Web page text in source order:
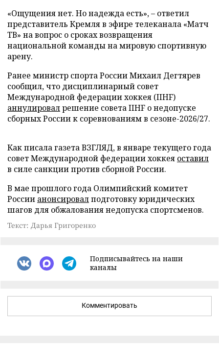
«Ощущения нет. Но надежда есть», – ответил
представитель Кремля в эфире телеканала «Матч
ТВ» на вопрос о сроках возвращения
национальной команды на мировую спортивную
арену.
Ранее министр спорта России Михаил Дегтярев
сообщил, что дисциплинарный совет
Международной федерации хоккея (IIHF)
аннулировалрешение совета IIHF о недопуске
сборных России к соревнованиям в сезоне-2026/27.
Как писала газета ВЗГЛЯД, в январе текущего года
совет Международной федерации хоккея оставил
в силе санкции против сборной России.
В мае прошлого года Олимпийский комитет
России анонсировалподготовку юридических
шагов для обжалования недопуска спортсменов.
Текст: Дарья Григоренко
Подписывайтесь на наши
каналы
Комментировать